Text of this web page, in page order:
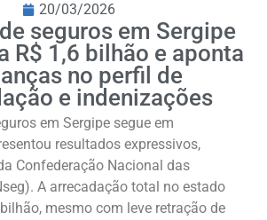
20/03/2026
seguros em Sergipe
R$ 1,6 bilhão e aponta
no perfil de
e indenizações
em Sergipe segue em
resultados expressivos,
Confederação Nacional das
A arrecadação total no estado
mesmo com leve retração de